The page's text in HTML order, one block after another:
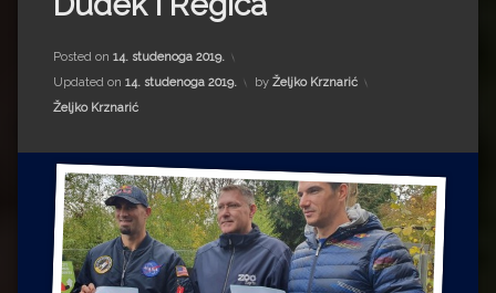
Impressum
Milenko Strižak
Drugi autori
Drugi autori
Matea Andrić
Ljiljana Lekanić-Kljaić
Željko Krznarić
Mario Lovreković
Posted on 14. studenoga 2019.
Updated on 14. studenoga 2019. by Željko Krznarić
Kategorije:
Željko Krznarić